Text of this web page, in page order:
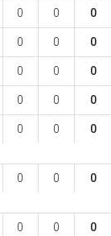
0 0 0
0 0 0
0 0 0
0 0 0
0 0 0
0 0 0
0 0 0